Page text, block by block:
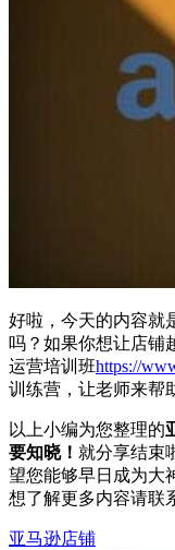
好啦，今天的内容就
吗？如果你想让店铺
运营培训班https://
训练营，让老师来帮
以上小编为您整理的
要知晓！ 就分享结束
望您能够早日成为大
想了解更多内容请联
亚马逊店铺